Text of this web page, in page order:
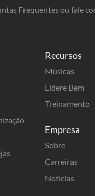
Recursos
Músicas
Lidere Bem
Treinamento
Empresa
Sobre
Carreiras
Notícias
Frequentes ou fale